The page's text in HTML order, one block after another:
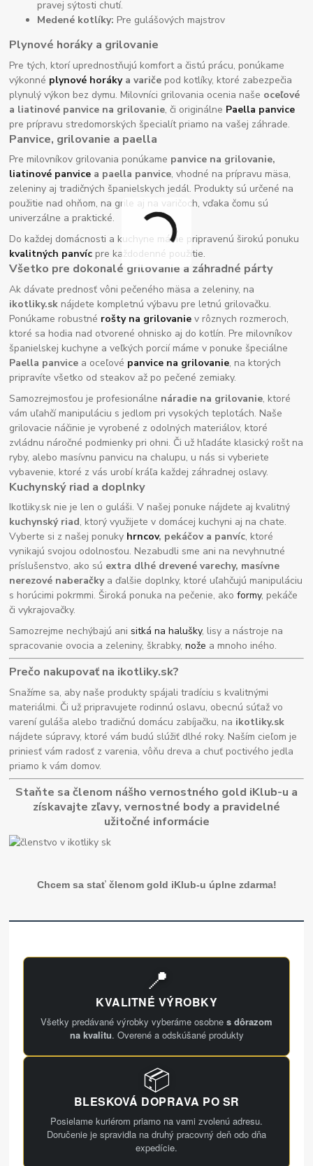
pravej sýtosti chutí.
Medené kotlíky: Pre gulášových majstrov
Plynové horáky a grilovanie
Pre tých, ktorí uprednostňujú komfort a čistú prácu, ponúkame
výkonné plynové horákya variče pod kotlíky, ktoré zabezpečia
plynulý výkon bez dymu. Milovníci grilovania ocenia naše oceľové
a liatinové panvice na grilovanie, či originálne Paella panvice
pre prípravu stredomorských špecialít priamo na vašej záhrade.
Panvice, grilovanie a paella
Pre milovníkov grilovania ponúkame panvice na grilovanie,
liatinové panvice a paella panvice, vhodné na prípravu mäsa,
zeleniny aj tradičných španielskych jedál. Produkty sú určené na
použitie nad ohňom, na grile aj na varičoch, vďaka čomu sú
univerzálne a praktické.
Do každej domácnosti a kuchyne máme pripravenú širokú ponuku
kvalitných panvíc pre každodenné použitie.
Všetko pre dokonalé grilovanie a záhradné párty
Ak dávate prednosť vôni pečeného mäsa a zeleniny, na
ikotliky.sk nájdete kompletnú výbavu pre letnú grilovačku.
Ponúkame robustné rošty na grilovanie v rôznych rozmeroch,
ktoré sa hodia nad otvorené ohnisko aj do kotlín. Pre milovníkov
španielskej kuchyne a veľkých porcií máme v ponuke špeciálne
Paella panvice a oceľové panvice na grilovanie, na ktorých
pripravíte všetko od steakov až po pečené zemiaky.
Samozrejmosťou je profesionálne náradie na grilovanie, ktoré
vám uľahčí manipuláciu s jedlom pri vysokých teplotách. Naše
grilovacie náčinie je vyrobené z odolných materiálov, ktoré
zvládnu náročné podmienky pri ohni. Či už hľadáte klasický rošt na
ryby, alebo masívnu panvicu na chalupu, u nás si vyberiete
vybavenie, ktoré z vás urobí kráľa každej záhradnej oslavy.
Kuchynský riad a doplnky
Ikotliky.sk nie je len o guláši. V našej ponuke nájdete aj kvalitný
kuchynský riad, ktorý využijete v domácej kuchyni aj na chate.
Vyberte si z našej ponuky hrncov, pekáčov a panvíc, ktoré
vynikajú svojou odolnosťou. Nezabudli sme ani na nevyhnutné
príslušenstvo, ako sú extra dlhé drevené varechy, masívne
nerezové naberačkya ďalšie doplnky, ktoré uľahčujú manipuláciu
s horúcimi pokrmmi. Široká ponuka na pečenie, akoformy, pekáče
či vykrajovačky.
Samozrejme nechýbajú anisitká na halušky, lisy a nástroje na
spracovanie ovocia a zeleniny, škrabky,nože a mnoho iného.
Prečo nakupovať na ikotliky.sk?
Snažíme sa, aby naše produkty spájali tradíciu s kvalitnými
materiálmi. Či už pripravujete rodinnú oslavu, obecnú súťaž vo
varení guláša alebo tradičnú domácu zabíjačku, na ikotliky.sk
nájdete súpravy, ktoré vám budú slúžiť dlhé roky. Naším cieľom je
priniesť vám radosť z varenia, vôňu dreva a chuť poctivého jedla
priamo k vám domov.
Staňte sa členom nášho vernostného gold iKlub-u a
získavajte zľavy, vernostné body a pravidelné
užitočné informácie
Chcem sa stať členom gold iKlub-u úplne zdarma!
📍
KVALITNÉ VÝROBKY
Všetky predávané výrobky vyberáme osobne s dôrazom
na kvalitu. Overené a odskúšané produkty
📦
BLESKOVÁ DOPRAVA PO SR
Posielame kuriérom priamo na vami zvolenú adresu.
Doručenie je spravidla na druhý pracovný deň odo dňa
expedície.